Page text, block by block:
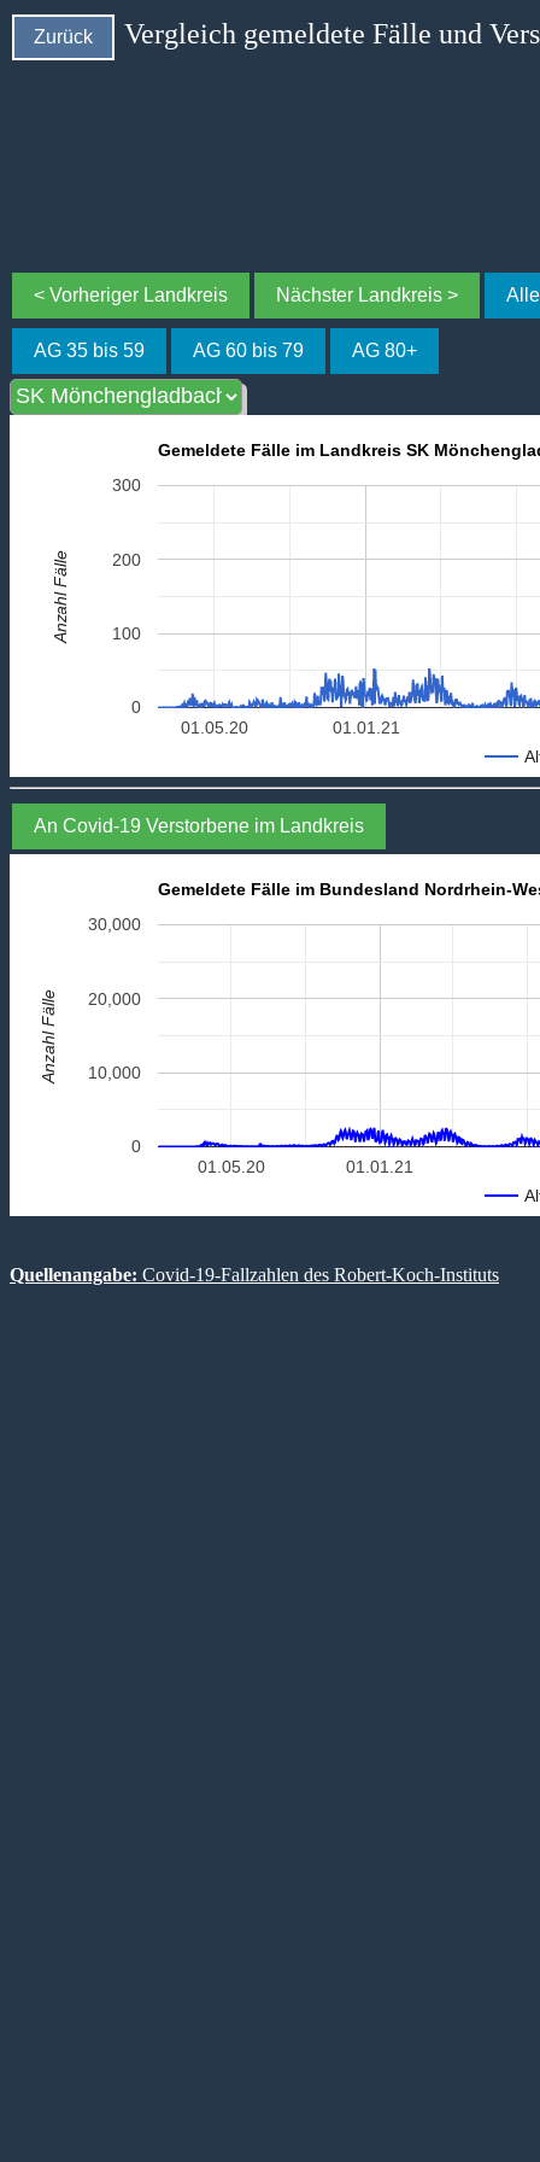
Zurück Vergleich gemeldete Fälle und
< Vorheriger Landkreis Nächster Landkreis >
AG 35 bis 59 AG 60 bis 79 AG 80+
Gemeldete Fälle im Landkreis SK
01.01.21
01.05.20
0
100
200
300
Anzahl Fälle
An Covid-19 Verstorbene im Landkreis
Gemeldete Fälle im Bundesland Nordrhein-
01.01.21
01.05.20
0
10,000
20,000
30,000
Anzahl Fälle
Quellenangabe: Covid-19-Fallzahlen des Robert-Koch-Instituts